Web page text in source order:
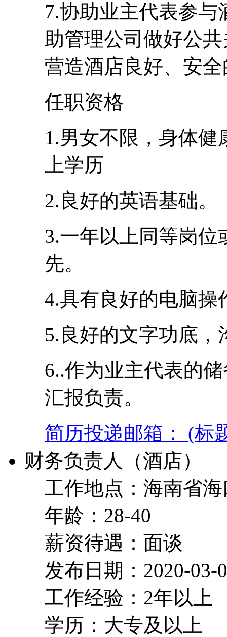
7.协助业主代表参
助管理公司做好公
营造酒店良好、安
任职资格
1.男女不限，身体
上学历
2.良好的英语基础。
3.一年以上同等岗
先。
4.具有良好的电脑操
5.良好的文字功底
6..作为业主代表的
汇报负责。
简历投递邮箱： (标
财务负责人（酒店）
工作地点：海南省
年龄：28-40
薪资待遇：面谈
发布日期：2020-03-
工作经验：2年以上
学历：大专及以上